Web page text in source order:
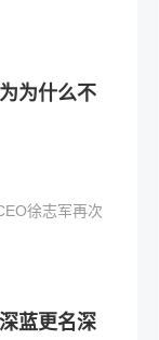
为什么不
徐志军再次
蓝更名深